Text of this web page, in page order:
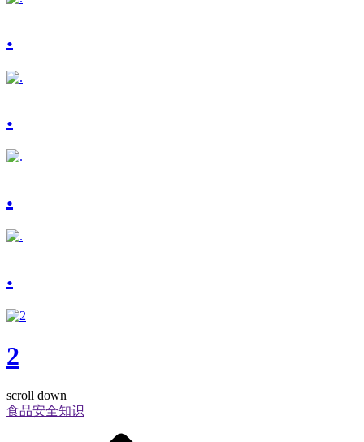
.
.
.
.
2
scroll down
食品安全知识